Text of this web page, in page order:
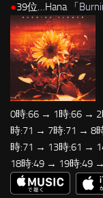
●39位…Hana 「
0時:66 → 1時:66 →
時:71 → 7時:71 → 8
時:71 → 13時:61 →
18時:49 → 19時:49